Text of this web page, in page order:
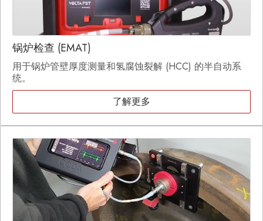
锅炉检查 (EMAT)
用于锅炉管壁厚度测量和氢腐蚀裂解 (HCC) 的半自动系
统。
了解更多